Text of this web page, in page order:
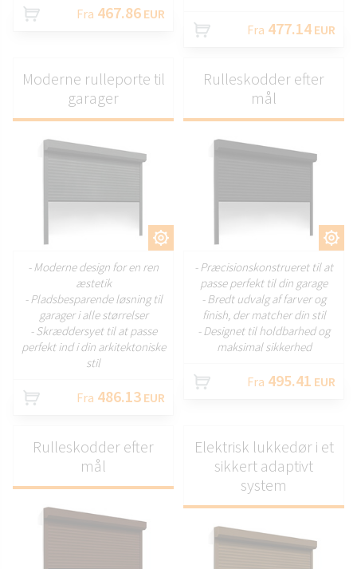
Fra 467.86 EUR
Fra 477.14 EUR
TILPAS
Moderne rulleporte til
garager
- Moderne design for en ren
æstetik
- Pladsbesparende løsning til
garager i alle størrelser
- Skræddersyet til at passe
perfekt ind i din arkitektoniske
stil
Fra 486.13 EUR
TILPAS
Rulleskodder efter
mål
- Præcisionskonstrueret til at
passe perfekt til din garage
- Bredt udvalg af farver og
finish, der matcher din stil
- Designet til holdbarhed og
maksimal sikkerhed
Fra 495.41 EUR
Rulleskodder efter
mål
Elektrisk lukkedør i et
sikkert adaptivt
system